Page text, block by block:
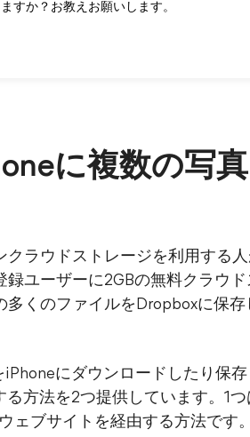
すか？お教えお願いします。
に複数の写
ラウドストレージを利用する
ユーザーに2GBの無料クラウ
くのファイルをDropboxに保
にダウンロードしたり保存
方法を2つ提供しています。1
ェブサイトを経由する方法です。